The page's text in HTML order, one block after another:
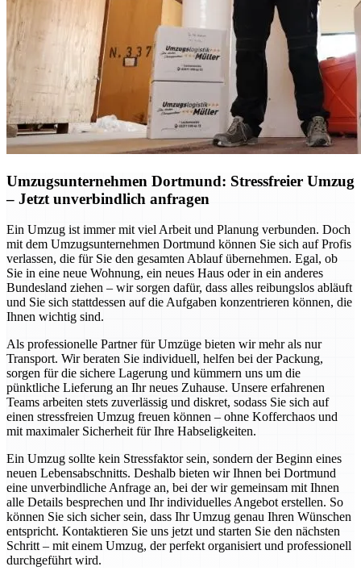
Umzugsunternehmen Dortmund: Stressfreier Umzug
– Jetzt unverbindlich anfragen
Ein Umzug ist immer mit viel Arbeit und Planung verbunden. Doch
mit dem Umzugsunternehmen Dortmund können Sie sich auf Profis
verlassen, die für Sie den gesamten Ablauf übernehmen. Egal, ob
Sie in eine neue Wohnung, ein neues Haus oder in ein anderes
Bundesland ziehen – wir sorgen dafür, dass alles reibungslos abläuft
und Sie sich stattdessen auf die Aufgaben konzentrieren können, die
Ihnen wichtig sind.
Als professionelle Partner für Umzüge bieten wir mehr als nur
Transport. Wir beraten Sie individuell, helfen bei der Packung,
sorgen für die sichere Lagerung und kümmern uns um die
pünktliche Lieferung an Ihr neues Zuhause. Unsere erfahrenen
Teams arbeiten stets zuverlässig und diskret, sodass Sie sich auf
einen stressfreien Umzug freuen können – ohne Kofferchaos und
mit maximaler Sicherheit für Ihre Habseligkeiten.
Ein Umzug sollte kein Stressfaktor sein, sondern der Beginn eines
neuen Lebensabschnitts. Deshalb bieten wir Ihnen bei Dortmund
eine unverbindliche Anfrage an, bei der wir gemeinsam mit Ihnen
alle Details besprechen und Ihr individuelles Angebot erstellen. So
können Sie sich sicher sein, dass Ihr Umzug genau Ihren Wünschen
entspricht. Kontaktieren Sie uns jetzt und starten Sie den nächsten
Schritt – mit einem Umzug, der perfekt organisiert und professionell
durchgeführt wird.